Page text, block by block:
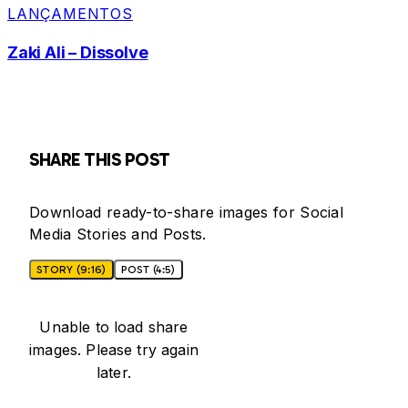
LANÇAMENTOS
Zaki Ali – Dissolve
SHARE THIS POST
Download ready-to-share images for Social
Media Stories and Posts.
STORY (9:16) POST (4:5)
Unable to load share
images. Please try again
later.